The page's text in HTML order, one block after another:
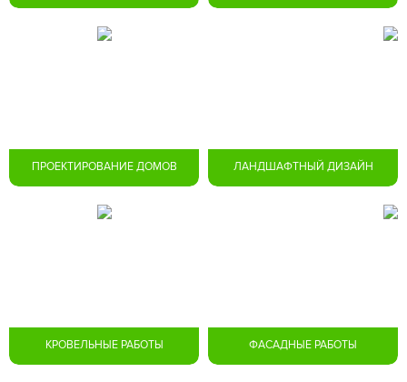
ПРОЕКТИРОВАНИЕ ДОМОВ ЛАНДШАФТНЫЙ ДИЗАЙН
КРОВЕЛЬНЫЕ РАБОТЫ ФАСАДНЫЕ РАБОТЫ